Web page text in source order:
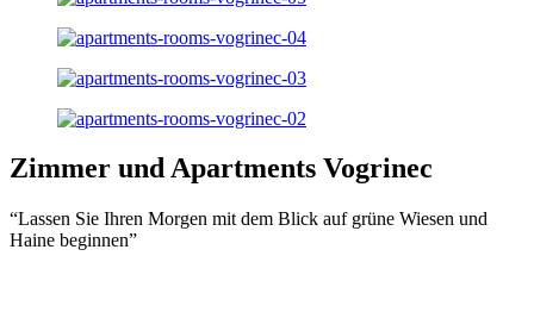
Zimmer und Apartments Vogrinec
“Lassen Sie Ihren Morgen mit dem Blick auf grüne Wiesen und
Haine beginnen”